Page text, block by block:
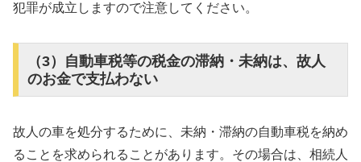
犯罪が成立しますので注意してください。
（3）自動車税等の税金の滞納・未納は、故人
のお金で支払わない
故人の車を処分するために、未納・滞納の自動車税を納め
ることを求められることがあります。その場合は、相続人